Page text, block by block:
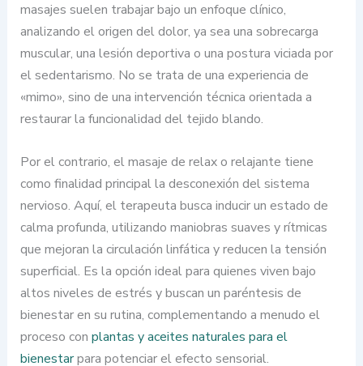
masajes suelen trabajar bajo un enfoque clínico,
analizando el origen del dolor, ya sea una sobrecarga
muscular, una lesión deportiva o una postura viciada por
el sedentarismo. No se trata de una experiencia de
«mimo», sino de una intervención técnica orientada a
restaurar la funcionalidad del tejido blando.
Por el contrario, el masaje de relax o relajante tiene
como finalidad principal la desconexión del sistema
nervioso. Aquí, el terapeuta busca inducir un estado de
calma profunda, utilizando maniobras suaves y rítmicas
que mejoran la circulación linfática y reducen la tensión
superficial. Es la opción ideal para quienes viven bajo
altos niveles de estrés y buscan un paréntesis de
bienestar en su rutina, complementando a menudo el
proceso con plantas y aceites naturales para el
bienestarpara potenciar el efecto sensorial.